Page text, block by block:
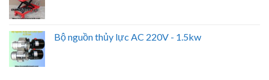
Bộ nguồn thủy lực AC 220V - 1.5kw